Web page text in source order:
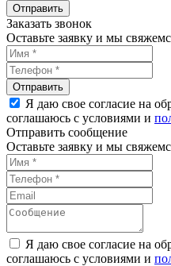
Заказать звонок
Оставьте заявку и мы
Я даю свое согласие на
соглашаюсь с условиями и
Отправить сообщение
Оставьте заявку и мы
Я даю свое согласие на
соглашаюсь с условиями и